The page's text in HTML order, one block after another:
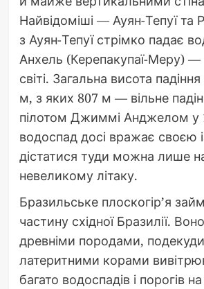
Найвідоміші — Ауян-Тепуї
з Ауян-Тепуї стрімко падає
Анхель (Керепакупаї-Меру)
світі. Загальна висота
м, з яких 807 м — вільне
пілотом Джиммі Анджелом у
водоспад досі вражає своєю
дістатися туди можна лише
невеликому літаку.
Бразильське плоскогір’я
частину східної Бразилії.
древніми породами,
латеритними корами
багато водоспадів і порогів